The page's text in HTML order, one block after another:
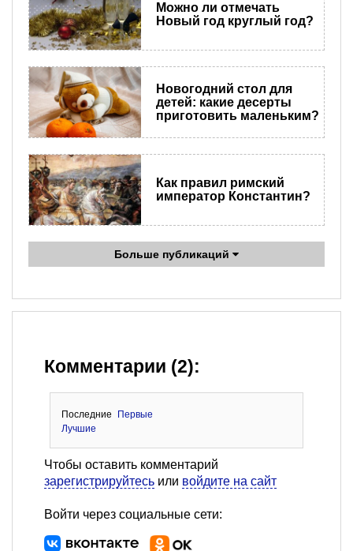
Можно ли отмечать
Новый год круглый год?
Новогодний стол для
детей: какие десерты
приготовить маленьким?
Как правил римский
император Константин?
Больше публикаций
Комментарии (2):
Последние
Первые
Лучшие
Чтобы оставить комментарий
зарегистрируйтесь или войдите на сайт
Войти через социальные сети: